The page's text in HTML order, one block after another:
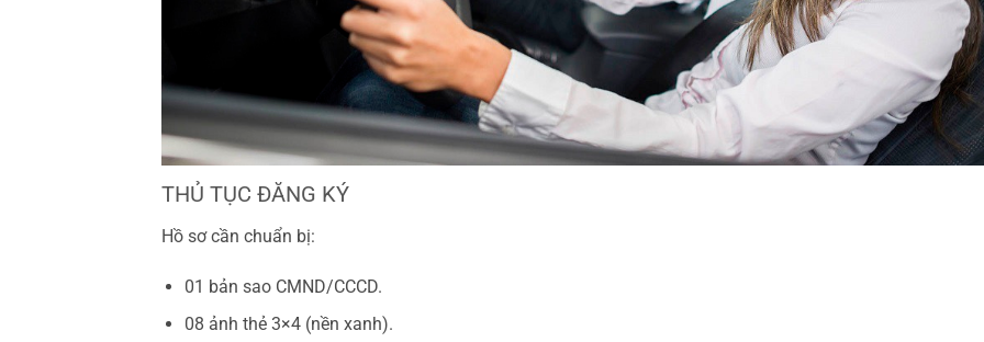
THỦ TỤC ĐĂNG KÝ
Hồ sơ cần chuẩn bị:
01 bản sao CMND/CCCD.
08 ảnh thẻ 3×4 (nền xanh).